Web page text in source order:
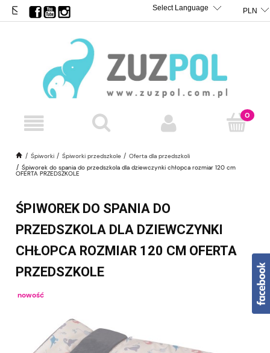
Śpiworki Śpiworki przedszkole
Oferta dla przedszkoli
Śpiworek do spania do przedszkola dla dziewczynki chłopca rozmiar 120 cm
OFERTA PRZEDSZKOLE
BIURO@ZUZPOL.PL
ŚPIWOREK DO SPANIA DO
PRZEDSZKOLA DLA DZIEWCZYNKI
CHŁOPCA ROZMIAR 120 CM OFERTA
PRZEDSZKOLE
nowość